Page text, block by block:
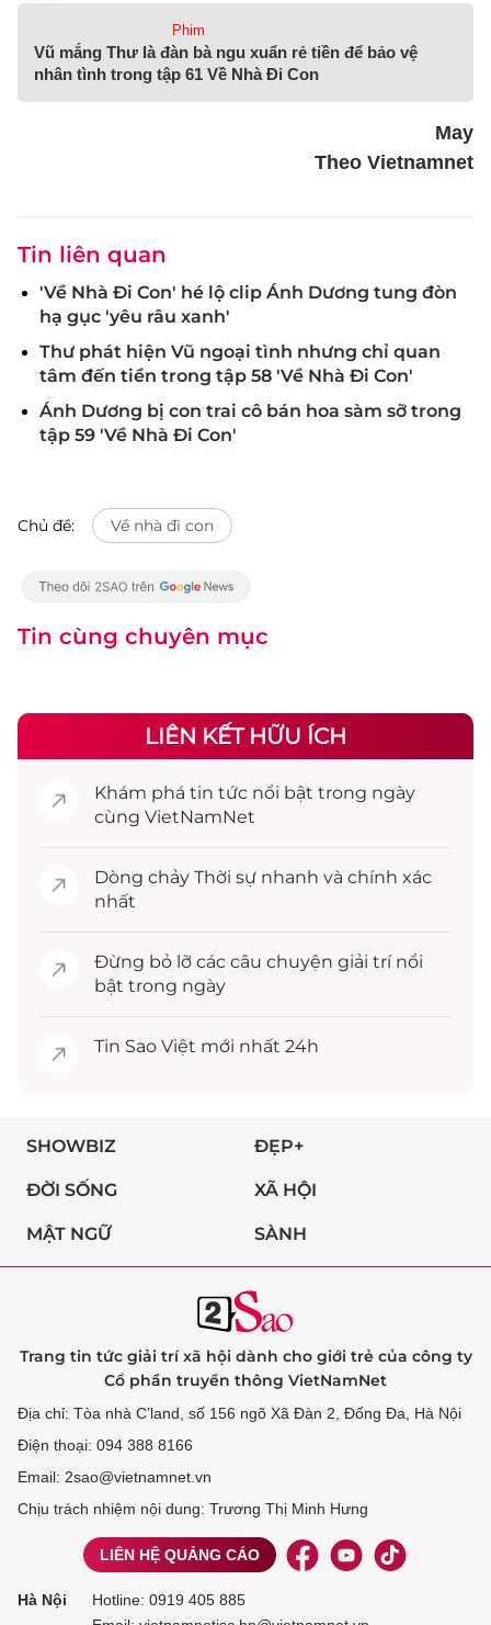
Phim
Vũ mắng Thư là đàn bà ngu xuẩn rẻ tiền để bảo vệ
nhân tình trong tập 61 Về Nhà Đi Con
May
Theo Vietnamnet
Tin liên quan
'Về Nhà Đi Con' hé lộ clip Ánh Dương tung đòn
hạ gục 'yêu râu xanh'
Thư phát hiện Vũ ngoại tình nhưng chỉ quan
tâm đến tiền trong tập 58 'Về Nhà Đi Con'
Ánh Dương bị con trai cô bán hoa sàm sỡ trong
tập 59 'Về Nhà Đi Con'
Chủ đề: Về nhà đi con
Tin cùng chuyên mục
LIÊN KẾT HỮU ÍCH
Khám phá tin tức nổi bật trong ngày
cùng VietNamNet
Dòng chảy Thời sự nhanh và chính xác
nhất
Đừng bỏ lỡ các câu chuyện giải trínổi
bật trong ngày
Tin Sao Việt mới nhất 24h
SHOWBIZ ĐẸP+
ĐỜI SỐNG XÃ HỘI
MẬT NGỮ SÀNH
Trang tin tức giải trí xã hội dành cho giới trẻ của công ty
Cổ phần truyền thông VietNamNet
Địa chỉ: Tòa nhà C’land, số 156 ngõ Xã Đàn 2, Đống Đa, Hà Nội
Điện thoại: 094 388 8166
Email: 2sao@vietnamnet.vn
Chịu trách nhiệm nội dung: Trương Thị Minh Hưng
LIÊN HỆ QUẢNG CÁO
Hà Nội Hotline: 0919 405 885